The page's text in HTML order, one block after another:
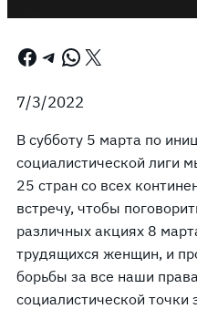
Facebook Telegram WhatsApp X
7/3/2022
В субботу 5 марта по
социалистической лиги
25 стран со всех
встречу, чтобы
различных акциях 8
трудящихся женщин, и
борьбы за все наши
социалистической точки